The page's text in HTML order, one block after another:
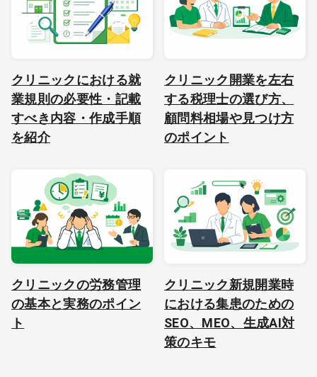
クリニックにおける就
業規則の必要性・記載
すべき内容・作成手順
を紹介
クリニック開業を左右
する税理士の選び方、
顧問料相場や見つけ方
のポイント
クリニックの労務管理
の基本と実務のポイン
ト
クリニック新規開業時
における集患のための
SEO、MEO、生成AI対
策のキモ